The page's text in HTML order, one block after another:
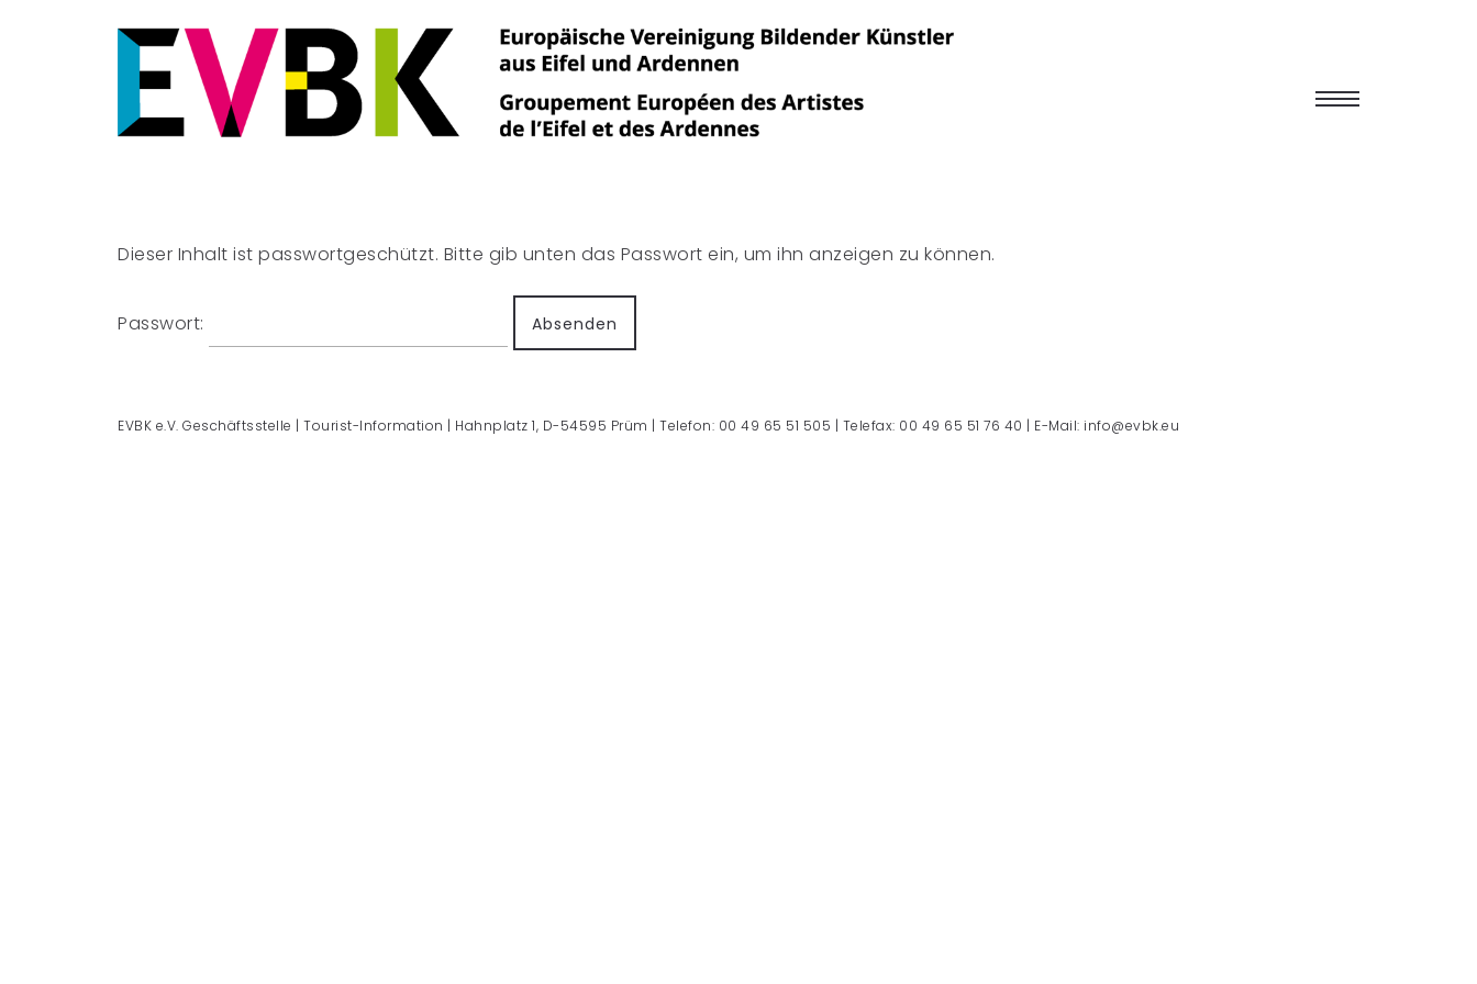
Dieser Inhalt ist passwortgeschützt. Bitte gib unten das Passwort ein, um ihn anzeigen zu können.
Passwort:
EVBK e.V. Geschäftsstelle | Tourist-Information | Hahnplatz 1, D-54595 Prüm | Telefon: 00 49 65 51 505 | Telefax: 00 49 65 51 76 40 | E-Mail: info@evbk.eu